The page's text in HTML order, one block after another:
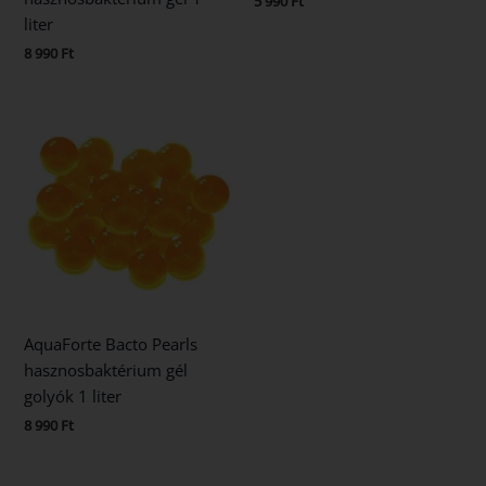
liter
8 990 Ft
AquaForte Bacto Pearls
hasznosbaktérium gél
golyók 1 liter
8 990 Ft